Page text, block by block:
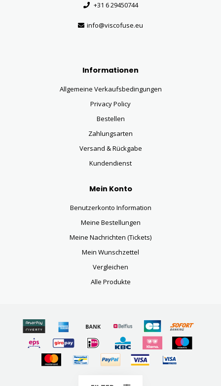
+31 6 29450744
info@viscofuse.eu
Informationen
Allgemeine Verkaufsbedingungen
Privacy Policy
Bestellen
Zahlungsarten
Versand & Rückgabe
Kundendienst
Mein Konto
Benutzerkonto Information
Meine Bestellungen
Meine Nachrichten (Tickets)
Mein Wunschzettel
Vergleichen
Alle Produkte
© Copyright 2026